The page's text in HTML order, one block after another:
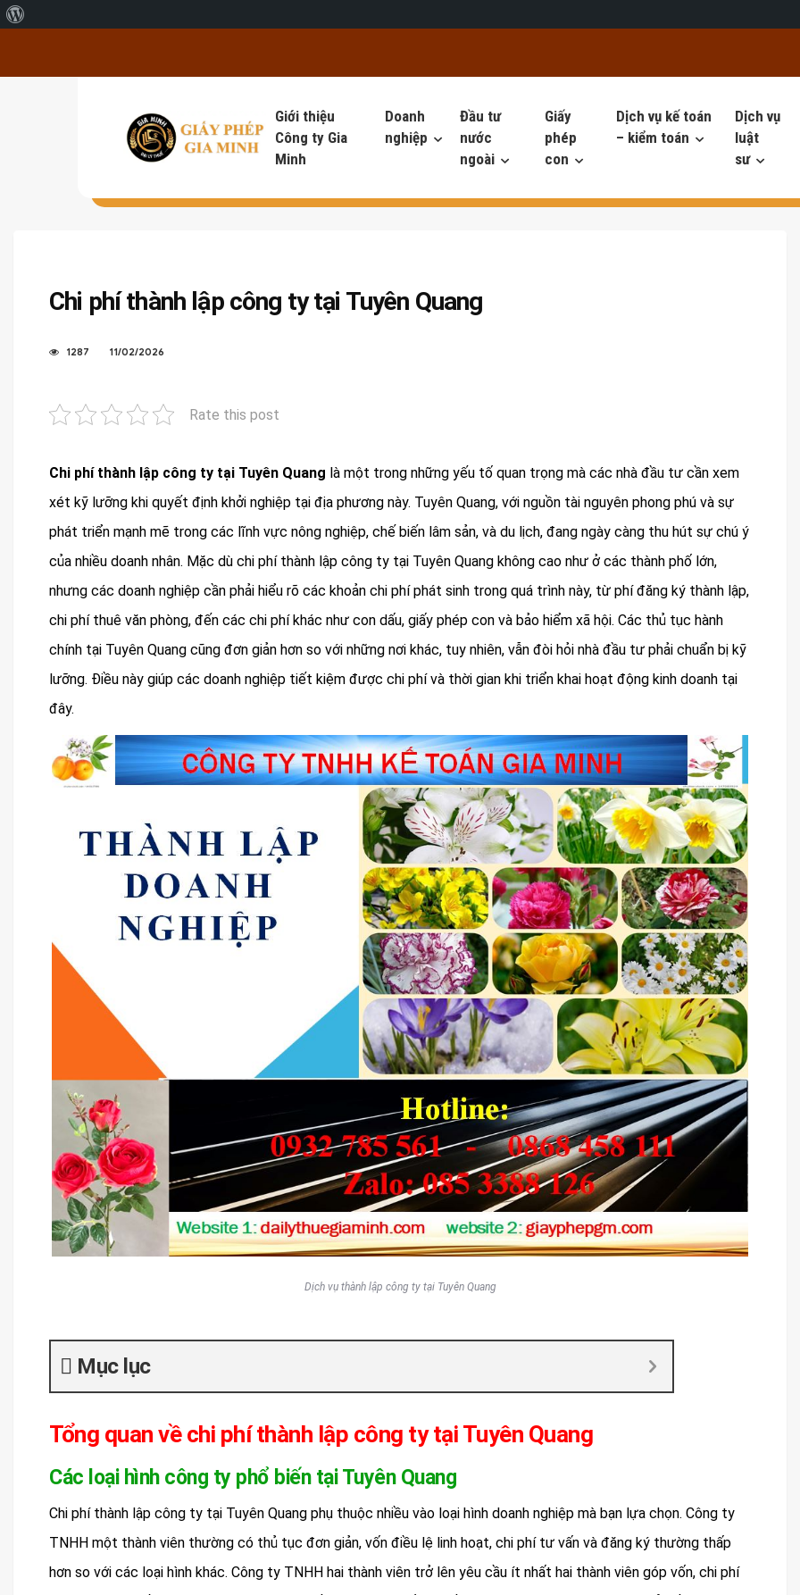
Giới thiệu
Công ty Gia
Minh
Doanh
nghiệp
Đầu tư
nước
ngoài
Giấy
phép
con
Dịch vụ kế toán
– kiểm toán
Dịch vụ
luật
sư
Chi phí thành lập công ty tại Tuyên Quang
1287 11/02/2026
Rate this post
Chi phí thành lập công ty tại Tuyên Quang là một trong những yếu tố quan trọng mà các nhà đầu tư cần xem
xét kỹ lưỡng khi quyết định khởi nghiệp tại địa phương này. Tuyên Quang, với nguồn tài nguyên phong phú và sự
phát triển mạnh mẽ trong các lĩnh vực nông nghiệp, chế biến lâm sản, và du lịch, đang ngày càng thu hút sự chú ý
của nhiều doanh nhân. Mặc dù chi phí thành lập công ty tại Tuyên Quang không cao như ở các thành phố lớn,
nhưng các doanh nghiệp cần phải hiểu rõ các khoản chi phí phát sinh trong quá trình này, từ phí đăng ký thành lập,
chi phí thuê văn phòng, đến các chi phí khác như con dấu, giấy phép con và bảo hiểm xã hội. Các thủ tục hành
chính tại Tuyên Quang cũng đơn giản hơn so với những nơi khác, tuy nhiên, vẫn đòi hỏi nhà đầu tư phải chuẩn bị kỹ
lưỡng. Điều này giúp các doanh nghiệp tiết kiệm được chi phí và thời gian khi triển khai hoạt động kinh doanh tại
đây.
Dịch vụ thành lập công ty tại Tuyên Quang
Mục lục
Tổng quan về chi phí thành lập công ty tại Tuyên Quang
Các loại hình công ty phổ biến tại Tuyên Quang
Chi phí thành lập công ty tại Tuyên Quang phụ thuộc nhiều vào loại hình doanh nghiệp mà bạn lựa chọn. Công ty
TNHH một thành viên thường có thủ tục đơn giản, vốn điều lệ linh hoạt, chi phí tư vấn và đăng ký thường thấp
hơn so với các loại hình khác. Công ty TNHH hai thành viên trở lên yêu cầu ít nhất hai thành viên góp vốn, chi phí